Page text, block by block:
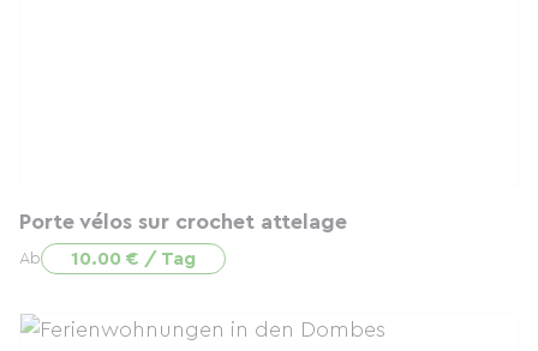
Porte vélos sur crochet attelage
Ab 10.00 € / Tag